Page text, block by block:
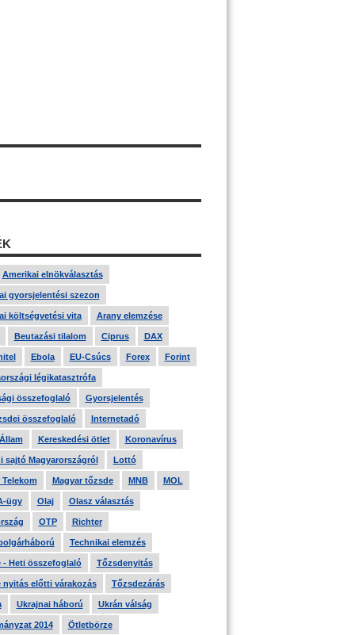
Amerikai elnökválasztás
gyorsjelentési szezon
költségvetési vita Arany elemzése
Beutazási tilalom Ciprus DAX
Ebola EU-Csúcs Forex Forint
légikatasztrófa
összefoglaló Gyorsjelentés
összefoglaló Internetadó
Kereskedési ötlet Koronavírus
sajtó Magyarországról Lottó
Telekom Magyar tőzsde MNB MOL
ügy Olaj Olasz választás
OTP Richter
Technikai elemzés
- Heti összefoglaló Tőzsdenyitás
nyitás előtti várakozás Tőzsdezárás
Ukrajnai háború Ukrán válság
2014 Ötletbörze